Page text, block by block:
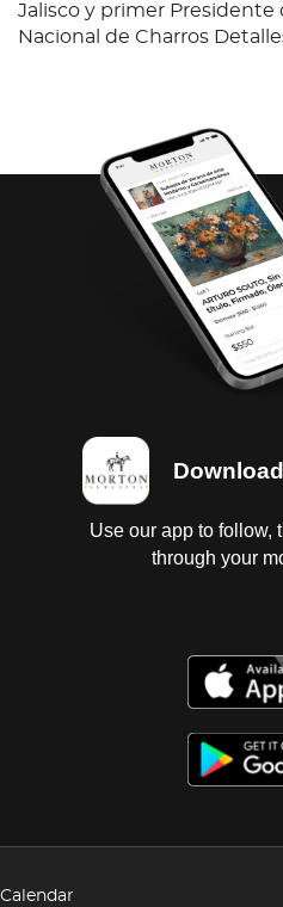
Jalisco y primer Presidente
Nacional de Charros
fecha le es entregada una
GRAN GALA adornada con
herraje de plata 0.950
manufactura exquisita
montura, hecha para la
sellada por el autor, quien
no puedo ser otro mas que
acuerdo con lógica de
y referencias. Una prueba
monograma grabado en el
Use our app to follow,
through your
Calendar